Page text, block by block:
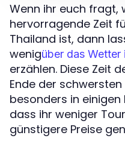
Wenn ihr euch fragt,
hervorragende Zeit
Thailand ist, dann
wenigüber das Wetter
erzählen. Diese Zeit
Ende der
besonders in
dass ihr weniger
günstigere Preise